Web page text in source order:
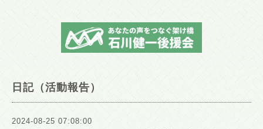
日記（活動報告）
2024-08-25 07:08:00